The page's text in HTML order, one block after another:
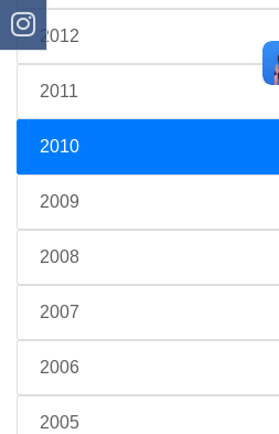
2012
2011
2010
2009
2008
2007
2006
2005